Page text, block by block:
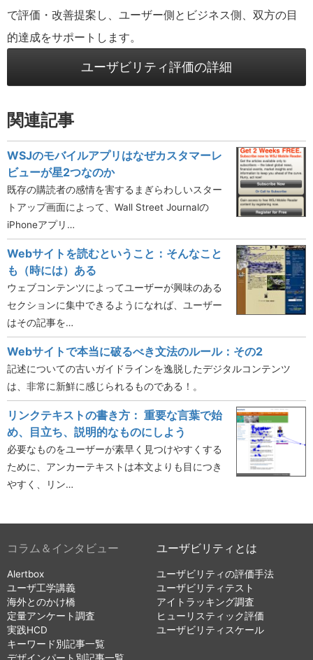
で評価・改善提案し、ユーザー側とビジネス側、双方の目
的達成をサポートします。
ユーザビリティ評価の詳細
関連記事
WSJのモバイルアプリはなぜカスタマーレ
ビューが星2つなのか
既存の購読者の感情を害するまぎらわしいスター
トアップ画面によって、Wall Street Journalの
iPhoneアプリ…
Webサイトを読むということ：そんなこと
も（時には）ある
ウェブコンテンツによってユーザーが興味のある
セクションに集中できるようになれば、ユーザー
はその記事を…
Webサイトで本当に破るべき文法のルール：その2
記述についての古いガイドラインを逸脱したデジタルコンテンツ
は、非常に新鮮に感じられるものである！。
リンクテキストの書き方： 重要な言葉で始
め、目立ち、説明的なものにしよう
必要なものをユーザーが素早く見つけやすくする
ために、アンカーテキストは本文よりも目につき
やすく、リン…
コラム＆インタビュー
Alertbox
ユーザ工学講義
海外とのかけ橋
定量アンケート調査
実践HCD
キーワード別記事一覧
ユーザビリティとは
ユーザビリティの評価手法
ユーザビリティテスト
アイトラッキング調査
ヒューリスティック評価
ユーザビリティスケール